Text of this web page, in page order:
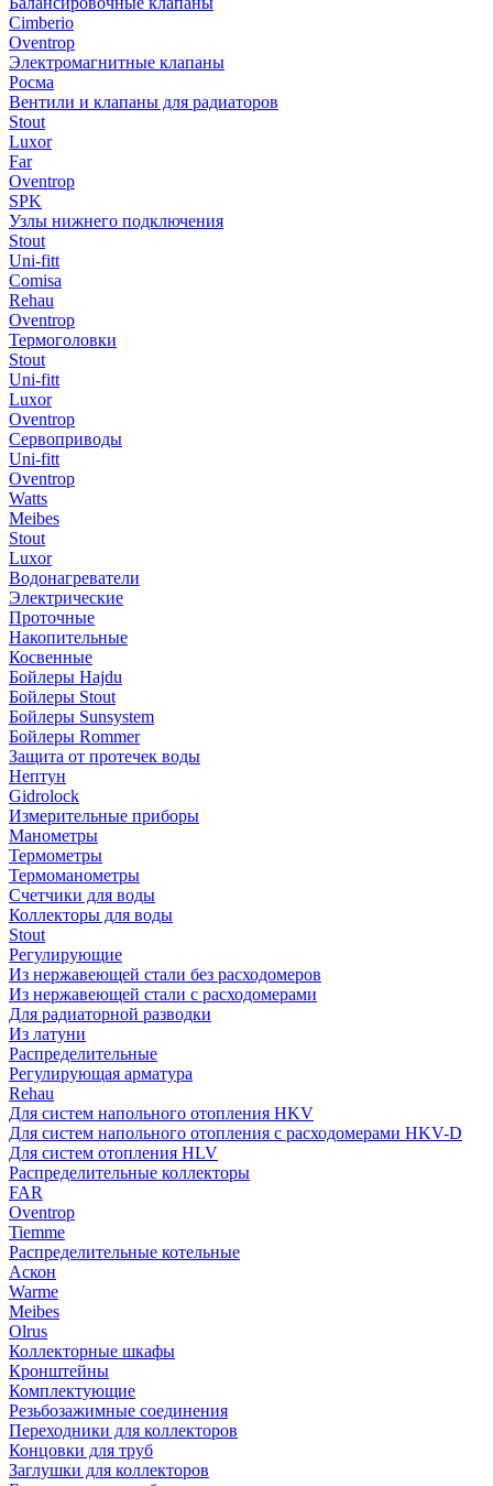
Cimberio
Oventrop
Электромагнитные клапаны
Росма
Вентили и клапаны для радиаторов
Stout
Luxor
Far
Oventrop
SPK
Узлы нижнего подключения
Stout
Uni-fitt
Comisa
Rehau
Oventrop
Термоголовки
Stout
Uni-fitt
Luxor
Oventrop
Сервоприводы
Uni-fitt
Oventrop
Watts
Meibes
Stout
Luxor
Водонагреватели
Электрические
Проточные
Накопительные
Косвенные
Бойлеры Hajdu
Бойлеры Stout
Бойлеры Sunsystem
Бойлеры Rommer
Защита от протечек воды
Нептун
Gidrolock
Измерительные приборы
Манометры
Термометры
Термоманометры
Счетчики для воды
Коллекторы для воды
Stout
Регулирующие
Из нержавеющей стали без расходомеров
Из нержавеющей стали с расходомерами
Для радиаторной разводки
Из латуни
Распределительные
Регулирующая арматура
Rehau
Для систем напольного отопления HKV
Для систем напольного отопления с расходомерами HKV-D
Для систем отопления HLV
Распределительные коллекторы
FAR
Oventrop
Tiemme
Распределительные котельные
Аскон
Warme
Meibes
Olrus
Коллекторные шкафы
Кронштейны
Комплектующие
Резьбозажимные соединения
Переходники для коллекторов
Концовки для труб
Заглушки для коллекторов